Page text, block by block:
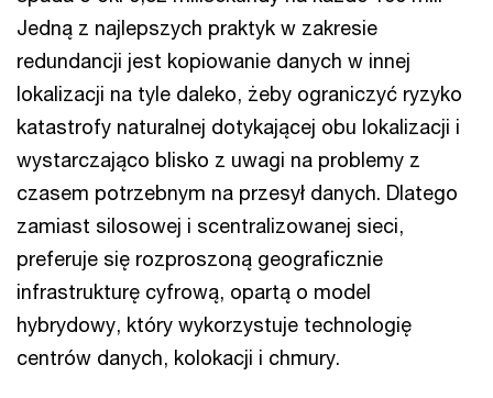
Jedną z najlepszych praktyk w zakresie
redundancji jest kopiowanie danych w innej
lokalizacji na tyle daleko, żeby ograniczyć ryzyko
katastrofy naturalnej dotykającej obu lokalizacji i
wystarczająco blisko z uwagi na problemy z
czasem potrzebnym na przesył danych. Dlatego
zamiast silosowej i scentralizowanej sieci,
preferuje się rozproszoną geograficznie
infrastrukturę cyfrową, opartą o model
hybrydowy, który wykorzystuje technologię
centrów danych, kolokacji i chmury.